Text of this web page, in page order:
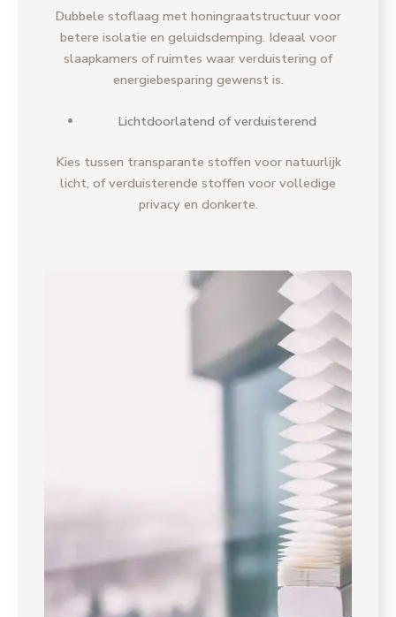
Dubbele stoflaag met honingraatstructuur voor
betere isolatie en geluidsdemping. Ideaal voor
slaapkamers of ruimtes waar verduistering of
energiebesparing gewenst is.
Lichtdoorlatend of verduisterend
Kies tussen transparante stoffen voor natuurlijk
licht, of verduisterende stoffen voor volledige
privacy en donkerte.